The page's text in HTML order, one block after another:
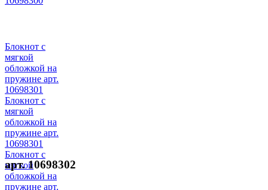
Блокнот с
мягкой
обложкой на
пружине арт.
10698301
Блокнот с
мягкой
обложкой на
пружине арт.
10698301
Блокнот с
мягкой
обложкой на
пружине арт.
арт. 10698302